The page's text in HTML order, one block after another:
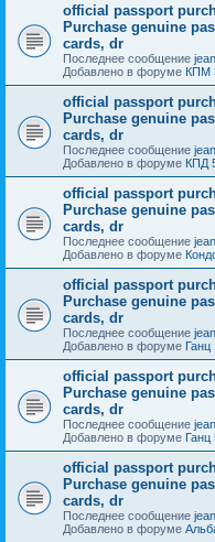
official passport
Purchase genuine
cards, dr
Последнее сообщение
Добавлено в форуме КПМ
official passport
Purchase genuine
cards, dr
Последнее сообщение
Добавлено в форуме КПД
official passport
Purchase genuine
cards, dr
Последнее сообщение
Добавлено в форуме
official passport
Purchase genuine
cards, dr
Последнее сообщение
Добавлено в форуме Ганц
official passport
Purchase genuine
cards, dr
Последнее сообщение
Добавлено в форуме Ганц
official passport
Purchase genuine
cards, dr
Последнее сообщение
Добавлено в форуме